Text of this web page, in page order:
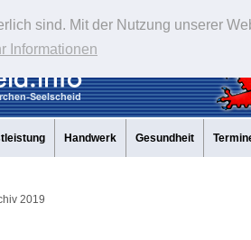
sind. Mit der Nutzung unserer
Informationen
Handwerk Gesundheit
2019